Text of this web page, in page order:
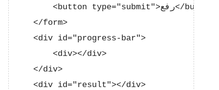
<button type="submit">رفع</button>
</form>
<div id="progress-bar">
<div></div>
</div>
<div id="result"></div>